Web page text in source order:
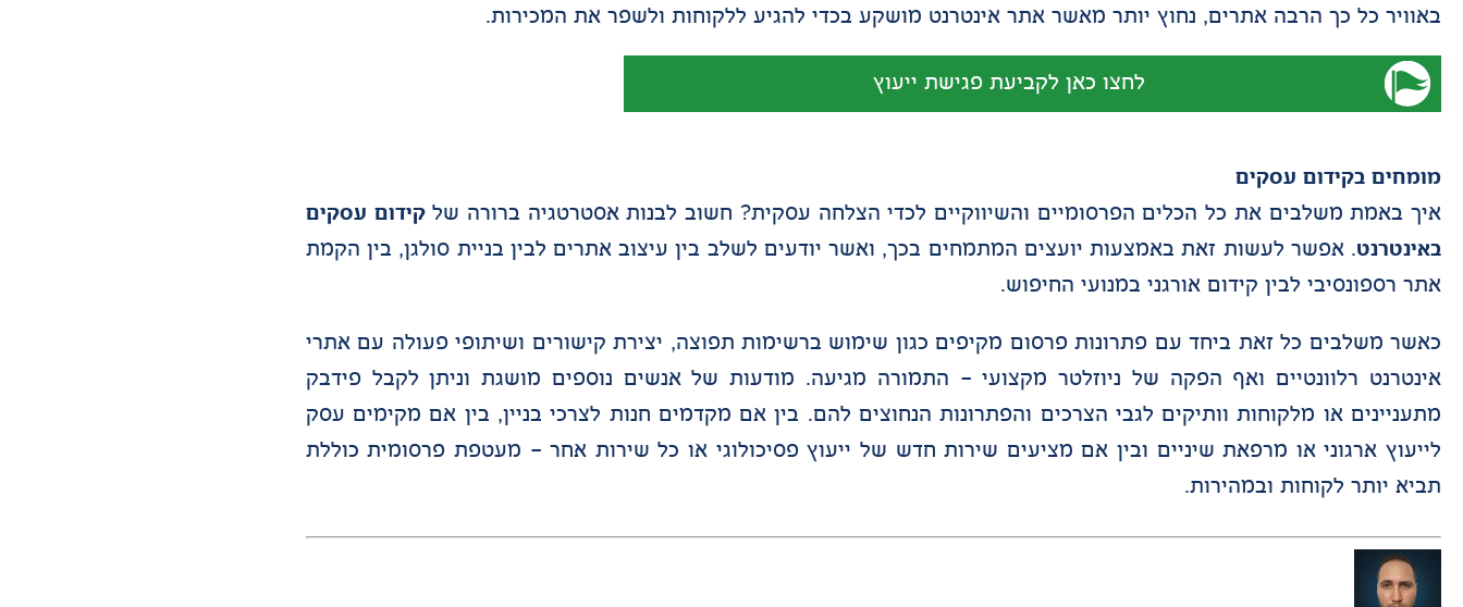
באוויר כל כך הרבה אתרים, נחוץ יותר מאשר אתר אינטרנט מושקע בכדי להגיע ללקוחות ולשפר את המכירות.
לחצו כאן לקביעת פגישת ייעוץ
מומחים בקידום עסקים
איך באמת משלבים את כל הכלים הפרסומיים והשיווקיים לכדי הצלחה עסקית? חשוב לבנות אסטרטגיה ברורה שלקידום עסקים
באינטרנט. אפשר לעשות זאת באמצעות יועצים המתמחים בכך, ואשר יודעים לשלב בין עיצוב אתרים לבין בניית סולגן, בין הקמת
אתר רספונסיבי לבין קידום אורגני במנועי החיפוש.
כאשר משלבים כל זאת ביחד עם פתרונות פרסום מקיפים כגון שימוש ברשימות תפוצה, יצירת קישורים ושיתופי פעולה עם אתרי
אינטרנט רלוונטיים ואף הפקה של ניוזלטר מקצועי – התמורה מגיעה. מודעות של אנשים נוספים מושגת וניתן לקבל פידבק
מתעניינים או מלקוחות וותיקים לגבי הצרכים והפתרונות הנחוצים להם. בין אם מקדמים חנות לצרכי בניין, בין אם מקימים עסק
לייעוץ ארגוני או מרפאת שיניים ובין אם מציעים שירות חדש של ייעוץ פסיכולוגי או כל שירות אחר – מעטפת פרסומית כוללת
תביא יותר לקוחות ובמהירות.